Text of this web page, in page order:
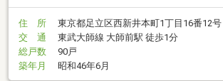
住 所
東京都足立区西新井本町1丁目16番12号
交 通
東武大師線 大師前駅 徒歩1分
総戸数
90戸
築年月
昭和46年6月